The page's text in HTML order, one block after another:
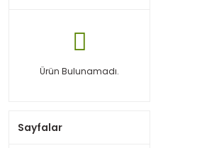
Ürün Bulunamadı.
Sayfalar